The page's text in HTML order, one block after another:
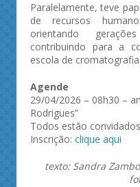
Paralelamente, teve
de recursos
orientando
contribuindo para a
escola de
Agende
29/04/2026 – 08h30 –
Rodrigues”
Todos estão
Inscrição: clique aqui
texto: Sandra